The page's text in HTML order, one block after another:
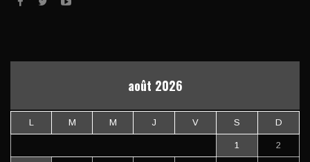
août 2026
L M M J V S D
1 2